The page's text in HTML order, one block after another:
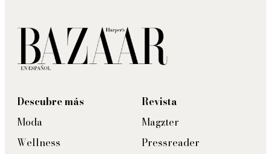
Descubre más
Moda
Wellness
Revista
Magzter
Pressreader